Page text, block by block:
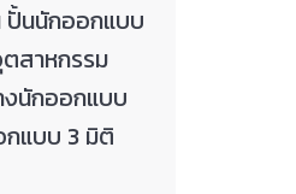
ปั้นนักออกแบบ
สาหกรรม
งนักออกแบบ
กแบบ 3 มิติ